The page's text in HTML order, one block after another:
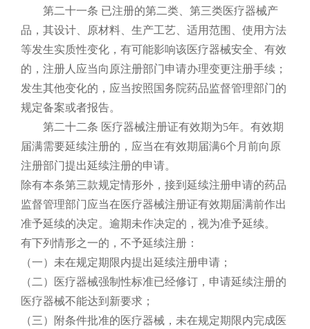
第二十一条 已注册的第二类、第三类医疗器械产
品，其设计、原材料、生产工艺、适用范围、使用方法
等发生实质性变化，有可能影响该医疗器械安全、有效
的，注册人应当向原注册部门申请办理变更注册手续；
发生其他变化的，应当按照国务院药品监督管理部门的
规定备案或者报告。
第二十二条 医疗器械注册证有效期为5年。有效期
届满需要延续注册的，应当在有效期届满6个月前向原
注册部门提出延续注册的申请。
除有本条第三款规定情形外，接到延续注册申请的药品
监督管理部门应当在医疗器械注册证有效期届满前作出
准予延续的决定。逾期未作决定的，视为准予延续。
有下列情形之一的，不予延续注册：
（一）未在规定期限内提出延续注册申请；
（二）医疗器械强制性标准已经修订，申请延续注册的
医疗器械不能达到新要求；
（三）附条件批准的医疗器械，未在规定期限内完成医